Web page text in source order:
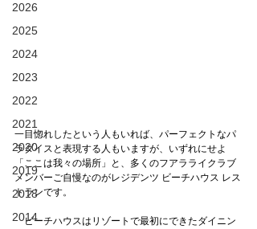
2026
2025
2024
2023
2022
2021
2020
2019
2018
2014
一目惚れしたという人もいれば、パーフェクトなパ
ラダイスと表現する人もいますが、いずれにせよ
「ここは我々の場所」と、多くのフアラライクラブ
メンバーご自慢なのがレジデンツ ビーチハウス レス
トランです。
ビーチハウスはリゾートで最初にできたダイニン